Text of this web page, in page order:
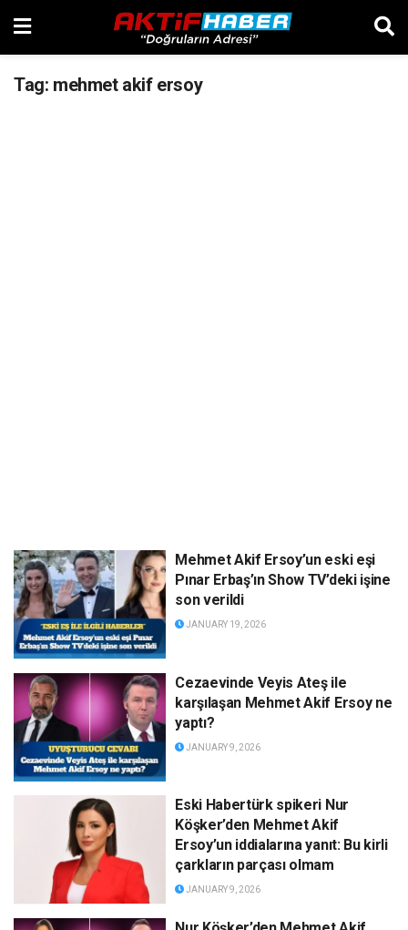
Tag: mehmet akif ersoy
Mehmet Akif Ersoy’un eski eşi
Pınar Erbaş’ın Show TV’deki işine
son verildi
JANUARY 19, 2026
Cezaevinde Veyis Ateş ile
karşılaşan Mehmet Akif Ersoy ne
yaptı?
JANUARY 9, 2026
Eski Habertürk spikeri Nur
Köşker’den Mehmet Akif
Ersoy’un iddialarına yanıt: Bu kirli
çarkların parçası olmam
JANUARY 9, 2026